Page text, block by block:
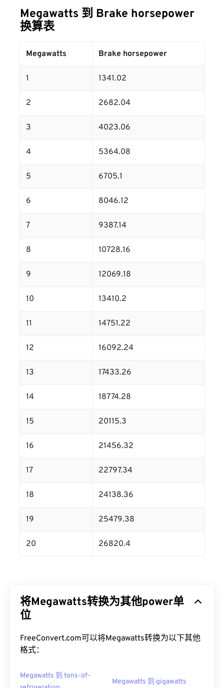
Megawatts 到 Brake horsepower
换算表
Megawatts Brake horsepower
1 1341.02
2 2682.04
3 4023.06
4 5364.08
5 6705.1
6 8046.12
7 9387.14
8 10728.16
9 12069.18
10 13410.2
11 14751.22
12 16092.24
13 17433.26
14 18774.28
15 20115.3
16 21456.32
17 22797.34
18 24138.36
19 25479.38
20 26820.4
将Megawatts转换为其他power单
位
FreeConvert.com可以将Megawatts转换为以下其他
格式：
Megawatts 到 tons-of-
Megawatts 到 gigawatts